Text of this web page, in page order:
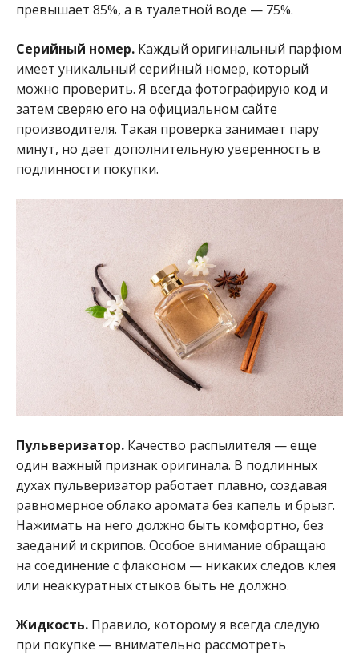
превышает 85%, а в туалетной воде — 75%.
Серийный номер. Каждый оригинальный парфюм
имеет уникальный серийный номер, который
можно проверить. Я всегда фотографирую код и
затем сверяю его на официальном сайте
производителя. Такая проверка занимает пару
минут, но дает дополнительную уверенность в
подлинности покупки.
Пульверизатор. Качество распылителя — еще
один важный признак оригинала. В подлинных
духах пульверизатор работает плавно, создавая
равномерное облако аромата без капель и брызг.
Нажимать на него должно быть комфортно, без
заеданий и скрипов. Особое внимание обращаю
на соединение с флаконом — никаких следов клея
или неаккуратных стыков быть не должно.
Жидкость. Правило, которому я всегда следую
при покупке — внимательно рассмотреть